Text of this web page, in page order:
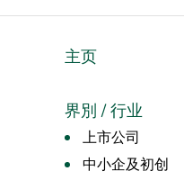
主页
界別 / 行业
上市公司
中小企及初创